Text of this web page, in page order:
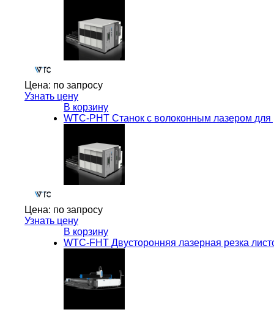
Цена: по запросу
Узнать цену
В корзину
WTC-PHT Станок с волоконным лазером
Цена: по запросу
Узнать цену
В корзину
WTC-FHT Двусторонняя лазерная резка